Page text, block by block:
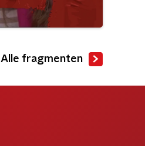
Alle fragmenten